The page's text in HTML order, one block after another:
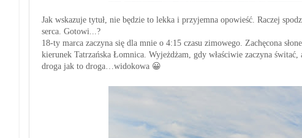
Jak wskazuje tytuł, nie będzie to lekka i przyjemna opowieść. Raczej
serca. Gotowi...?
18-ty marca zaczyna się dla mnie o 4:15 czasu zimowego. Zachęcona
kierunek Tatrzańska Łomnica. Wyjeżdżam, gdy właściwie zaczyna
droga jak to droga…widokowa 😀